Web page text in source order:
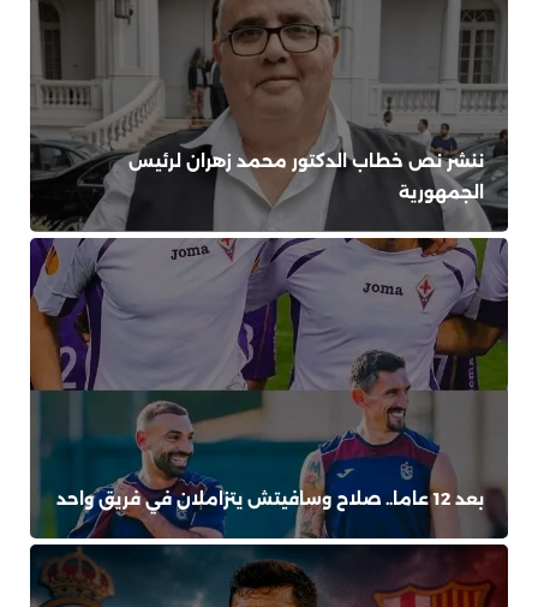
ننشر نص خطاب الدكتور محمد زهران لرئيس
الجمهورية
بعد 12 عاما.. صلاح وسافيتش يتزاملان في فريق واحد